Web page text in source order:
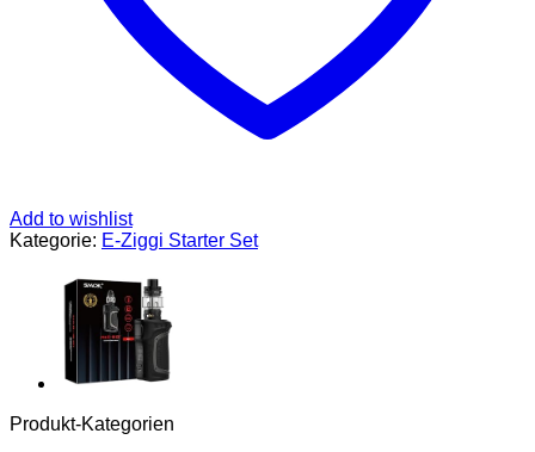
enthalten),
Add to wishlist
Kategorie: E-Ziggi Starter Set
Produkt-Kategorien